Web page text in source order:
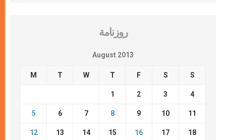
روزنامة
August 2013
M T W T F S S
1 2 3 4
5 6 7 8 9 10 11
12 13 14 15 16 17 18